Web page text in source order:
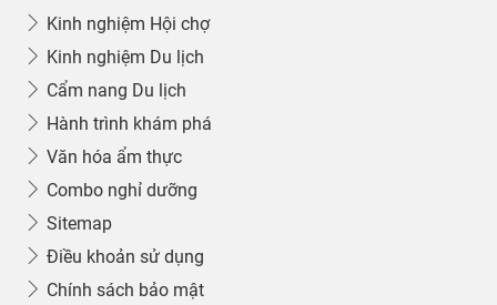
Kinh nghiệm Hội chợ
Kinh nghiệm Du lịch
Cẩm nang Du lịch
Hành trình khám phá
Văn hóa ẩm thực
Combo nghỉ dưỡng
Sitemap
Điều khoản sử dụng
Chính sách bảo mật